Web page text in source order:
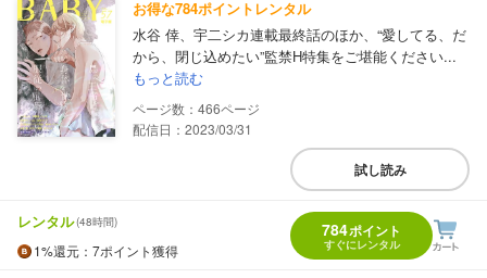
お得な784ポイントレンタル
水谷 倖、宇二シカ連載最終話のほか、“愛してる、だ
から、閉じ込めたい”監禁H特集をご堪能ください...
もっと読む
466
配信日：2023/03/31
試し読み
レンタル(48時間)
1%還元 ：7ポイント獲得
784ポイント
すぐにレンタル